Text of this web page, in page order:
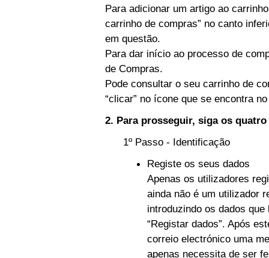
Para adicionar um artigo ao
carrinho de compras” no canto
em questão.
Para dar início ao processo de
de Compras.
Pode consultar o seu carrinho de
“clicar” no ícone que se encontra
2. Para prosseguir, siga os
1º Passo - Identificação
Registe os seus dados
Apenas os utilizadores
ainda não é um utilizador
introduzindo os dados
“Registar dados”. Após
correio electrónico uma
apenas necessita de ser